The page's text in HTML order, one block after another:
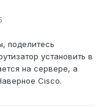
поделитесь
установить в
на сервере, а
Cisco.